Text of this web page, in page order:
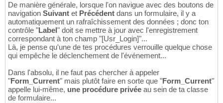
De manière générale, lorsque l'on navigue avec des boutons de
navigation Suivant et Précédent dans un formulaire, il y a
automatiquement un rafraîchissement des données ; donc ton
contrôle "Label" doit se mettre à jour avec l'enregistrement
correspondant à ton champ "[Usr_Login]"...
Là, je pense qu'une de tes procédures verrouille quelque chose
qui empêche le déclenchement de l'événement...
Dans l'absolu, il ne faut pas chercher à appeler
"Form_Current" mais plutôt faire en sorte que "Form_Current"
appelle lui-même, une procédure privée au sein de ta classe
de formulaire...